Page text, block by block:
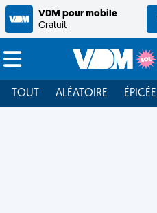
VDM pour mobile
Gratuit
TOUT ALÉATOIRE ÉPICÉE